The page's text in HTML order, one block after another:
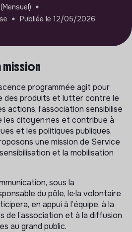
Publiée le 12/05/2026
programmée agit pour
des produits et lutter contre le
actions, l’association sensibilise
les citoyen·nes et contribue à
et les politiques publiques.
une mission de Service
et la mobilisation
sous la
du pôle, le·la volontaire
en appui à l’équipe, à la
de l’association et à la diffusion
au grand public.